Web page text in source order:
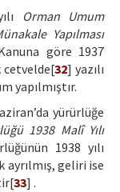
Orman Umum
Yapılması
göre 1937
cetvelde[32] yazılı
yapılmıştır.
yürürlüğe
1938 Malî Yılı
1938 yılı
ayrılmış, geliri ise
33] .